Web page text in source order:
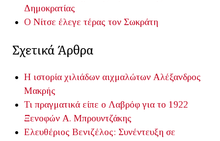
Δημοκρατίας
Ο Νίτσε έλεγε τέρας τον Σωκράτη
Σχετικά Άρθρα
Η ιστορία χιλιάδων αιχμαλώτων Αλέξανδρος
Μακρής
Τι πραγματικά είπε ο Λαβρόφ για το 1922
Ξενοφών Α. Μπρουντζάκης
Ελευθέριος Βενιζέλος: Συνέντευξη σε